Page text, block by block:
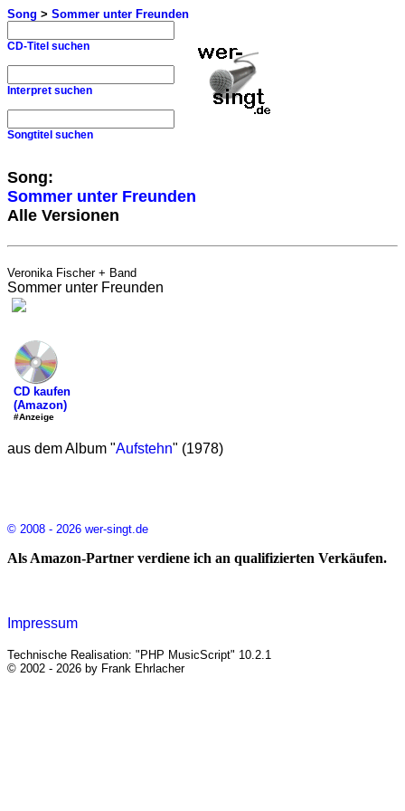
Song > Sommer unter Freunden
CD-Titel suchen
Interpret suchen
Songtitel suchen
Song:
Sommer unter Freunden
Alle Versionen
Veronika Fischer + Band
Sommer unter Freunden
CD kaufen
(Amazon)
#Anzeige
aus dem Album "Aufstehn" (1978)
© 2008 - 2026 wer-singt.de
Als Amazon-Partner verdiene ich an qualifizierten Verkäufen.
Impressum
Technische Realisation: "PHP MusicScript" 10.2.1
© 2002 - 2026 by Frank Ehrlacher